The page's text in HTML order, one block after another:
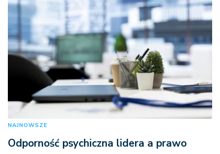
NAJNOWSZE
Odporność psychiczna lidera a prawo